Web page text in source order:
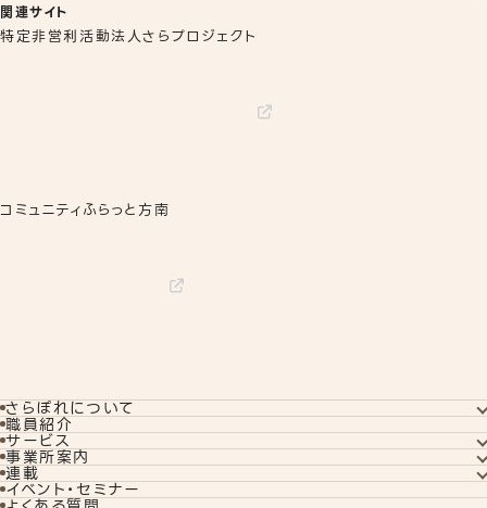
関連サイト
特定非営利活動法人さらプロジェクト
コミュニティふらっと方南
さらぽれについて
さらぽれについてTOP
就労実績
代表者あいさつ
さらぽれの歴史
職員紹介
サービス
サービスTOP
就労移行支援
就労定着支援
若年者就労支援
事業所案内
事業所案内TOP
下北沢事業所
秋葉原事業所
連載
コラム
訓練生ブログ
イベント・セミナー